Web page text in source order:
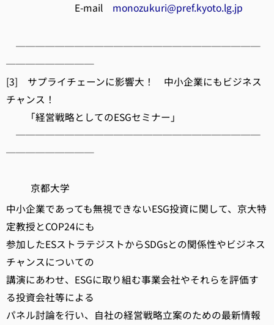
E-mail monozukuri@pref.kyoto.lg.jp
─────────────────────────
─────────
[3] サプライチェーンに影響大！ 中小企業にもビジネス
チャンス！
「経営戦略としてのESGセミナー」
─────────────────────────
─────────
京都大学
中小企業であっても無視できないESG投資に関して、京大特
定教授とCOP24にも
参加したESストラテジストからSDGsとの関係性やビジネス
チャンスについての
講演にあわせ、ESGに取り組む事業会社やそれらを評価す
る投資会社等による
パネル討論を行い、自社の経営戦略立案のための最新情報